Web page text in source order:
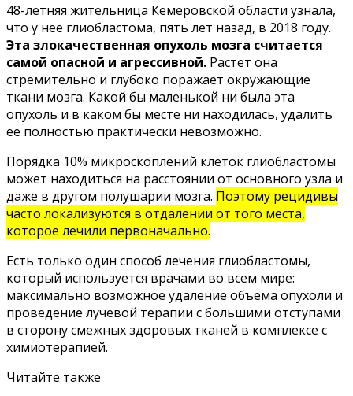
48-летняя жительница Кемеровской области узнала,
что у нее глиобластома, пять лет назад, в 2018 году.
Эта злокачественная опухоль мозга считается
самой опасной и агрессивной. Растет она
стремительно и глубоко поражает окружающие
ткани мозга. Какой бы маленькой ни была эта
опухоль и в каком бы месте ни находилась, удалить
ее полностью практически невозможно.
Порядка 10% микроскоплений клеток глиобластомы
может находиться на расстоянии от основного узла и
даже в другом полушарии мозга. Поэтому рецидивы
часто локализуются в отдалении от того места,
которое лечили первоначально.
Есть только один способ лечения глиобластомы,
который используется врачами во всем мире:
максимально возможное удаление объема опухоли и
проведение лучевой терапии с большими отступами
в сторону смежных здоровых тканей в комплексе с
химиотерапией.
Читайте также